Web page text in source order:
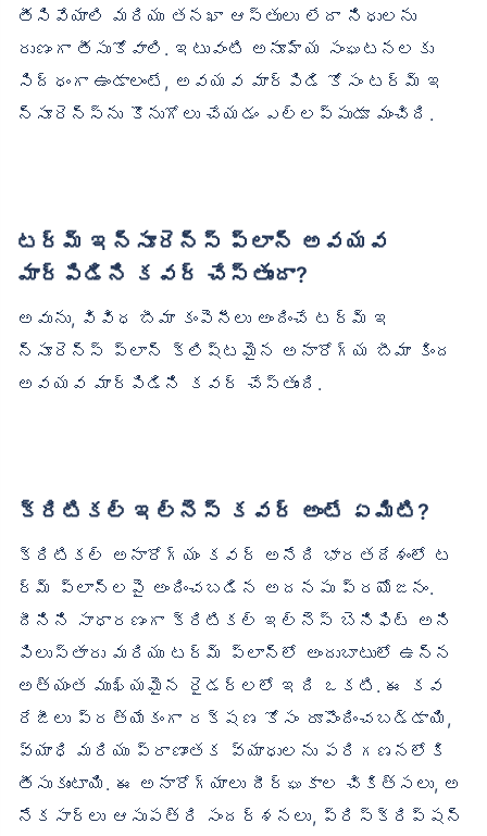
తీసివేయాలి మరియు తనఖా ఆస్తులు లేదా నిధులను
రుణంగా తీసుకోవాలి. ఇటువంటి అనూహ్య సంఘటనలకు
సిద్ధంగా ఉండాలంటే, అవయవ మార్పిడి కోసం టర్మ్ ఇ
న్సూరెన్స్‌ను కొనుగోలు చేయడం ఎల్లప్పుడూ మంచిది.
టర్మ్ ఇన్సూరెన్స్ ప్లాన్ అవయవ
మార్పిడిని కవర్ చేస్తుందా?
అవును, వివిధ బీమా కంపెనీలు అందించే టర్మ్ ఇ
న్సూరెన్స్ ప్లాన్ క్లిష్టమైన అనారోగ్య బీమా కింద
అవయవ మార్పిడిని కవర్ చేస్తుంది.
క్రిటికల్ ఇల్‌నెస్ కవర్ అంటే ఏమిటి?
క్రిటికల్ అనారోగ్యం కవర్ అనేది భారతదేశంలో ట
ర్మ్ ప్లాన్‌లపై అందించబడిన అదనపు ప్రయోజనం.
దీనిని సాధారణంగా క్రిటికల్ ఇల్‌నెస్ బెనిఫిట్ అని
పిలుస్తారు మరియు టర్మ్ ప్లాన్‌లో అందుబాటులో ఉన్న
అత్యంత ముఖ్యమైన రైడర్‌లలో ఇది ఒకటి. ఈ కవ
రేజీలు ప్రత్యేకంగా రక్షణ కోసం రూపొందించబడ్డాయి,
వ్యాధి మరియు ప్రాణాంతక వ్యాధులను పరిగణనలోకి
తీసుకుంటాయి. ఈ అనారోగ్యాలు దీర్ఘకాల చికిత్సలు, అ
నేకసార్లు ఆసుపత్రి సందర్శనలు, ప్రిస్క్రిప్షన్